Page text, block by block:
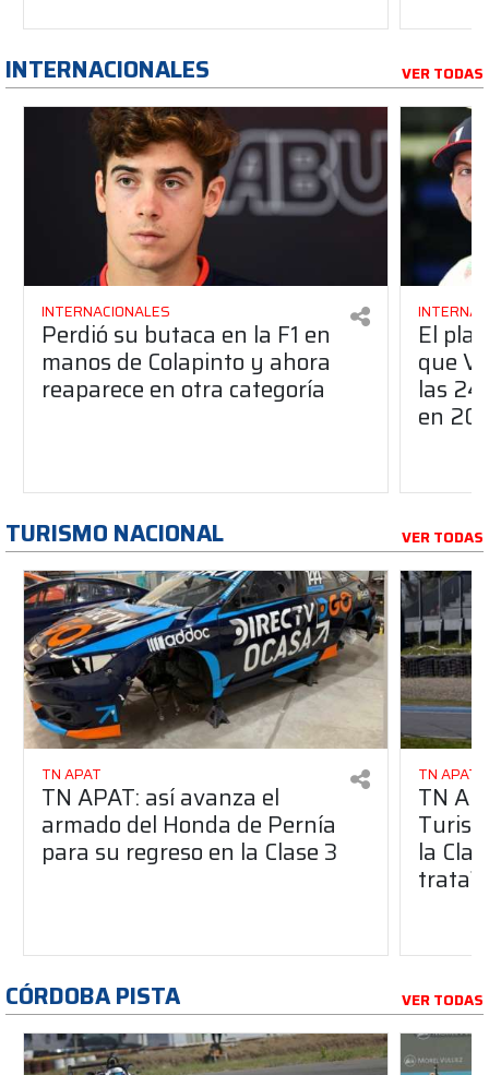
INTERNACIONALES VER TODAS
INTERNACIONALES
Perdió su butaca en la F1 en
manos de Colapinto y ahora
reaparece en otra categoría
El
que
las
en
TURISMO NACIONAL VER TODAS
TN APAT
TN APAT: así avanza el
armado del Honda de Pernía
para su regreso en la Clase 3
TN APAT
TN
la
trata?
CÓRDOBA PISTA VER TODAS